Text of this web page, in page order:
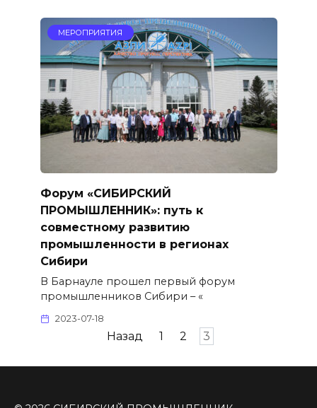
МЕРОПРИЯТИЯ
Форум «СИБИРСКИЙ
ПРОМЫШЛЕННИК»: путь к
совместному развитию
промышленности в регионах
Сибири
В Барнауле прошел первый форум
промышленников Сибири – «
2023-07-18
Назад 1 2 3